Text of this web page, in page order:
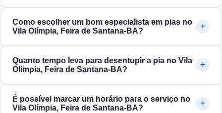
Como escolher um bom especialista em pias no
Vila Olímpia, Feira de Santana‑BA?
Quanto tempo leva para desentupir a pia no Vila
Olímpia, Feira de Santana‑BA?
É possível marcar um horário para o serviço no
Vila Olímpia, Feira de Santana‑BA?